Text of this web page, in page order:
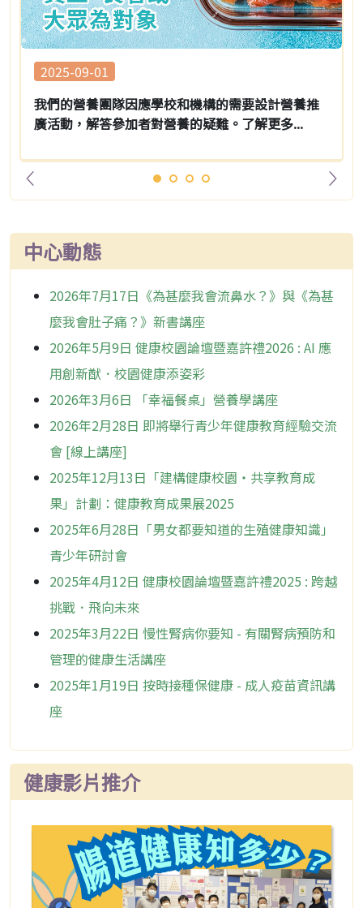
2025-09-01
我們的營養團隊因應學校和機構的需要設計營養推
廣活動，解答參加者對營養的疑難。了解更多...
中心動態
2026年7月17日《為甚麼我會流鼻水？》與《為甚
麼我會肚子痛？》新書講座
2026年5月9日 健康校園論壇暨嘉許禮2026 : AI 應
用創新猷．校園健康添姿彩
2026年3月6日 「幸福餐桌」營養學講座
2026年2月28日 即將舉行青少年健康教育經驗交流
會 [線上講座]
2025年12月13日「建構健康校園・共享教育成
果」計劃：健康教育成果展2025
2025年6月28日「男女都要知道的生殖健康知識」
青少年研討會
2025年4月12日 健康校園論壇暨嘉許禮2025 : 跨越
挑戰．飛向未來
2025年3月22日 慢性腎病你要知 - 有關腎病預防和
管理的健康生活講座
2025年1月19日 按時接種保健康 - 成人疫苗資訊講
座
健康影片推介